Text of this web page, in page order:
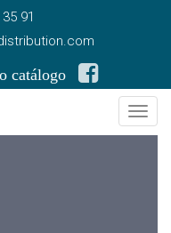
91
catálogo